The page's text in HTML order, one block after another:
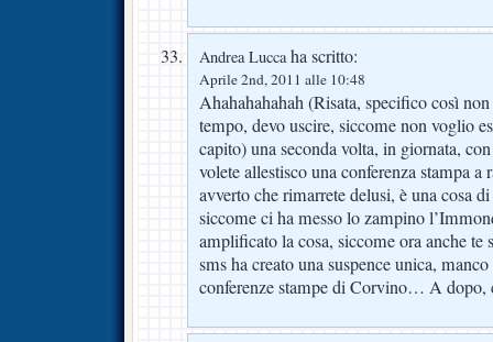
Andrea Luccaha scritto:
Aprile 2nd, 2011 alle 10:48
Ahahahahahah (Risata, specifico così
tempo, devo uscire, siccome non voglio
capito) una seconda volta, in giornata,
volete allestisco una conferenza stampa
avverto che rimarrete delusi, è una cosa
siccome ci ha messo lo zampino
amplificato la cosa, siccome ora anche te
sms ha creato una suspence unica,
conferenze stampe di Corvino… A dopo,